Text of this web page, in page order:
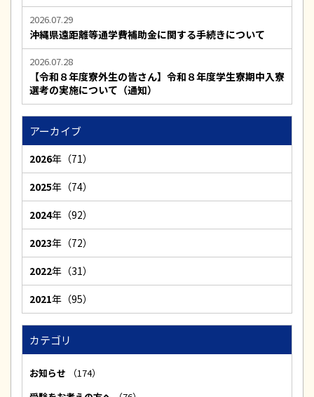
2026.07.29
沖縄県遠距離等通学費補助金に関する手続きについて
2026.07.28
【令和８年度寮外生の皆さん】令和８年度学生寮期中入寮
選考の実施について（通知）
アーカイブ
2026年（71）
2025年（74）
2024年（92）
2023年（72）
2022年（31）
2021年（95）
カテゴリ
お知らせ
（174）